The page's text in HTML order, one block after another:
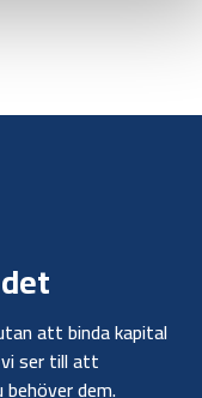
att binda kapital
vi ser till att
dem.